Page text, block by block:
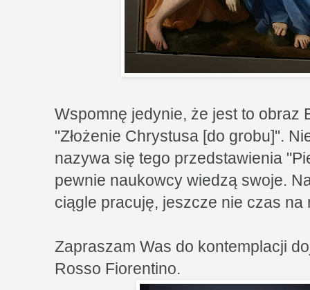
Wspomnę jedynie, że jest to obraz
"Złożenie Chrystusa [do grobu]".
nazywa się tego przedstawienia
pewnie naukowcy wiedzą swoje.
ciągle pracuję, jeszcze nie czas na
Zapraszam Was do kontemplacji
Rosso Fiorentino.